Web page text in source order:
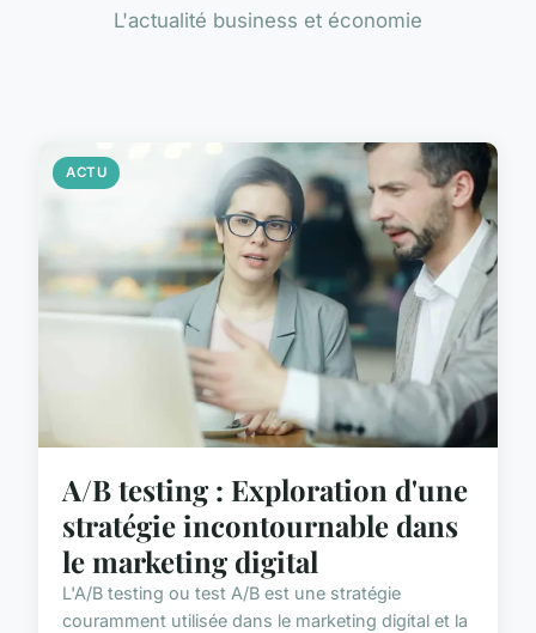
L'actualité business et économie
ACTU
A/B testing : Exploration d'une
stratégie incontournable dans
le marketing digital
L'A/B testing ou test A/B est une stratégie
couramment utilisée dans le marketing digital et la